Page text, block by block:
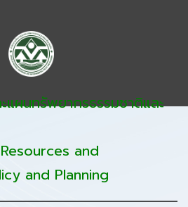
แผนทรัพยากรธรรมชาติและ
and
and Planning